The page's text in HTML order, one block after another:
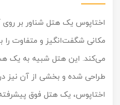
اختاپوس یک هتل شناور بر
مکانی شگفت‌انگیز و متفاوت را
می‌کند. این هتل شبیه به یک
طراحی شده و بخشی از آن نیز در
اختاپوس، یک هتل فوق